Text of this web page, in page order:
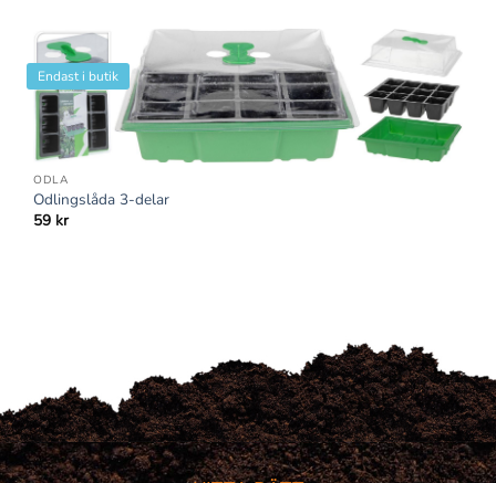
Endast i butik
ODLA
Odlingslåda 3-delar
59 kr